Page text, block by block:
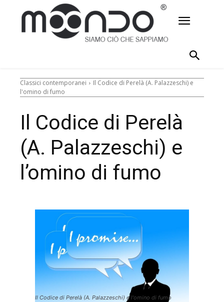
Classici contemporanei
Il Codice di Perelà (A. Palazzeschi) e
l'omino di fumo
Il Codice di Perelà
(A. Palazzeschi) e
l’omino di fumo
Il Codice di Perelà (A. Palazzeschi) e l'omino di fumo